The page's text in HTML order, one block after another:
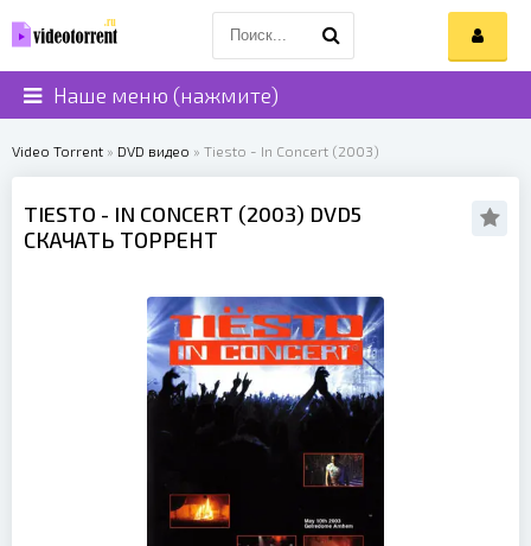
Наше меню (нажмите)
Video Torrent » DVD видео » Tiesto - In Concert (2003)
TIESTO - IN CONCERT (2003) DVD5
СКАЧАТЬ ТОРРЕНТ